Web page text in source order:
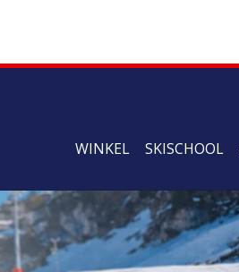
WINKEL SKISCHOOL